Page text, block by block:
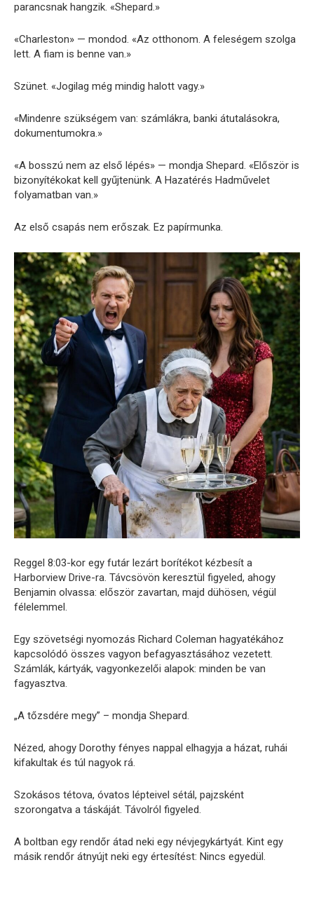
parancsnak hangzik. «Shepard.»
«Charleston» — mondod. «Az otthonom. A feleségem szolga
lett. A fiam is benne van.»
Szünet. «Jogilag még mindig halott vagy.»
«Mindenre szükségem van: számlákra, banki átutalásokra,
dokumentumokra.»
«A bosszú nem az első lépés» — mondja Shepard. «Először is
bizonyítékokat kell gyűjtenünk. A Hazatérés Hadművelet
folyamatban van.»
Az első csapás nem erőszak. Ez papírmunka.
Reggel 8:03-kor egy futár lezárt borítékot kézbesít a
Harborview Drive-ra. Távcsövön keresztül figyeled, ahogy
Benjamin olvassa: először zavartan, majd dühösen, végül
félelemmel.
Egy szövetségi nyomozás Richard Coleman hagyatékához
kapcsolódó összes vagyon befagyasztásához vezetett.
Számlák, kártyák, vagyonkezelői alapok: minden be van
fagyasztva.
„A tőzsdére megy” – mondja Shepard.
Nézed, ahogy Dorothy fényes nappal elhagyja a házat, ruhái
kifakultak és túl nagyok rá.
Szokásos tétova, óvatos lépteivel sétál, pajzsként
szorongatva a táskáját. Távolról figyeled.
A boltban egy rendőr átad neki egy névjegykártyát. Kint egy
másik rendőr átnyújt neki egy értesítést: Nincs egyedül.